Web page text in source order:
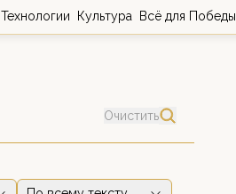
Технологии Культура Всё для Победы
Очистить